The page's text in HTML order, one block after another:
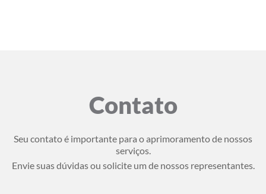
Contato
Seu contato é importante para o aprimoramento de nossos
serviços.
Envie suas dúvidas ou solicite um de nossos representantes.